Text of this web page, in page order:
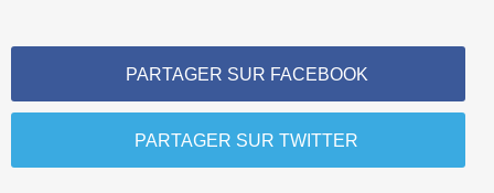
PARTAGER SUR FACEBOOK
PARTAGER SUR TWITTER